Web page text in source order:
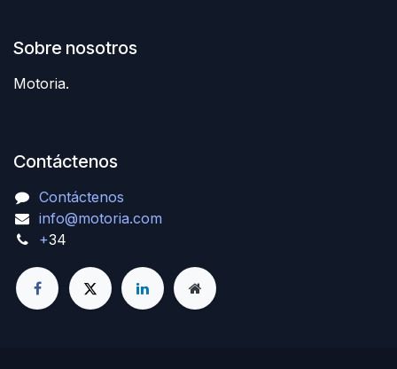
Sobre nosotros
Motoria.
Contáctenos
Contáctenos
info@motoria.com
+34